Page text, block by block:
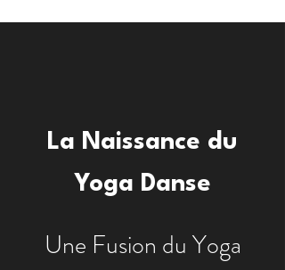
La Naissance du
Yoga Danse
Une Fusion du Yoga